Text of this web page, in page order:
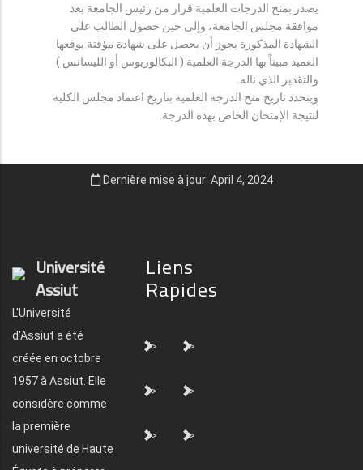
يصدر بمنح الدرجات العلمية قرار من رئيس الجامعة بعد
موافقة مجلس الجامعة، وإلى حين حصول الطالب على
الشهادة المذكورة يجوز أن يحصل على شهادة مؤقتة يوقعها
العميد مبيناً بها الدرجة العلمية ( البكالوريوس أو الليسانس )
والتقدير الذي ناله.
ويتحدد تاريخ منح الدرجة العلمية بتاريخ اعتماد مجلس الكلية
لنتيجة الإمتحان الخاص بهذه الدرجة.
Dernière mise à jour: April 4, 2024
Université
Assiut
L'Université
d'Assiut a été
créée en octobre
1957 à Assiut. Elle
considère comme
la première
université de Haute
Liens
Rapides
"> ">
"> ">
"> ">